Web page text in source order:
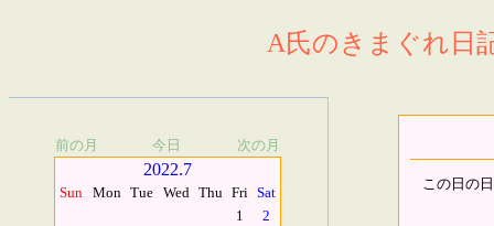
A氏のきまぐれ日
前の月 今日 次の月
2022.7
Sun Mon Tue Wed Thu Fri Sat
1
2
この日の